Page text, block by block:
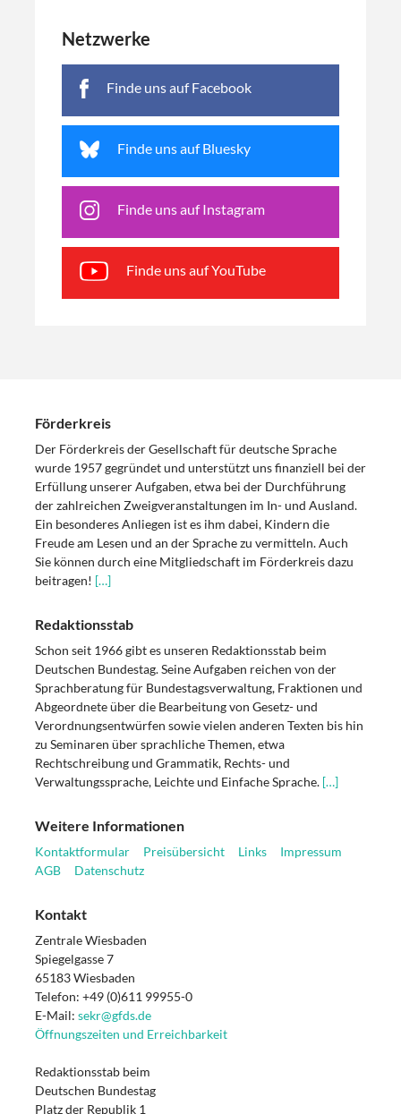
Netzwerke
Finde uns auf Facebook
Finde uns auf Bluesky
Finde uns auf Instagram
Finde uns auf YouTube
Förderkreis
Der Förderkreis der Gesellschaft für deutsche Sprache
wurde 1957 gegründet und unterstützt uns finanziell bei der
Erfüllung unserer Aufgaben, etwa bei der Durchführung
der zahlreichen Zweigveranstaltungen im In- und Ausland.
Ein besonderes Anliegen ist es ihm dabei, Kindern die
Freude am Lesen und an der Sprache zu vermitteln. Auch
Sie können durch eine Mitgliedschaft im Förderkreis dazu
beitragen! […]
Redaktionsstab
Schon seit 1966 gibt es unseren Redaktionsstab beim
Deutschen Bundestag. Seine Aufgaben reichen von der
Sprachberatung für Bundestagsverwaltung, Fraktionen und
Abgeordnete über die Bearbeitung von Gesetz- und
Verordnungsentwürfen sowie vielen anderen Texten bis hin
zu Seminaren über sprachliche Themen, etwa
Rechtschreibung und Grammatik, Rechts- und
Verwaltungssprache, Leichte und Einfache Sprache. […]
Weitere Informationen
Kontaktformular Preisübersicht Links
Impressum
AGB
Datenschutz
Kontakt
Zentrale Wiesbaden
Spiegelgasse 7
65183 Wiesbaden
Telefon: +49 (0)611 99955-0
E-Mail: sekr@gfds.de
Öffnungszeiten und Erreichbarkeit
Redaktionsstab beim
Deutschen Bundestag
Platz der Republik 1